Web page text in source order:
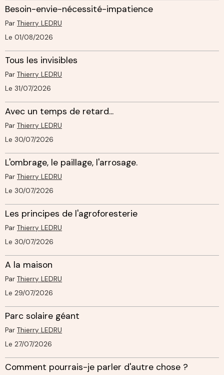
Besoin-envie-nécessité-impatience
Par Thierry LEDRU
Le 01/08/2026
Tous les invisibles
Par Thierry LEDRU
Le 31/07/2026
Avec un temps de retard...
Par Thierry LEDRU
Le 30/07/2026
L'ombrage, le paillage, l'arrosage.
Par Thierry LEDRU
Le 30/07/2026
Les principes de l'agroforesterie
Par Thierry LEDRU
Le 30/07/2026
A la maison
Par Thierry LEDRU
Le 29/07/2026
Parc solaire géant
Par Thierry LEDRU
Le 27/07/2026
Comment pourrais-je parler d'autre chose ?